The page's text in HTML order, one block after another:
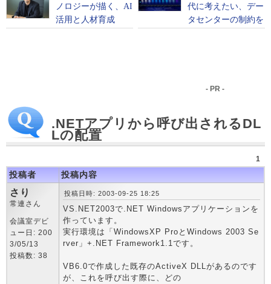
- PR -
.NETアプリから呼び出されるDL
Lの配置
1
投稿者 投稿内容
さり
常連さん
会議室デビ
ュー日: 200
3/05/13
投稿数: 38
投稿日時: 2003-09-25 18:25
VS.NET2003で.NET Windowsアプリケーションを
作っています。
実行環境は「WindowsXP ProとWindows 2003 Se
rver」+.NET Framework1.1です。
VB6.0で作成した既存のActiveX DLLがあるのです
が、これを呼び出す際に、どの